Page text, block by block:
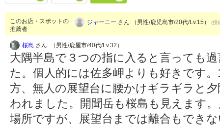
このお店・スポットの
推薦者
ジャーニー さん （男性/鹿児島市/20代/Lv.15） (投
桜島 さん （男性/鹿屋市/40代/Lv.32）
大隅半島で３つの指に入ると言っても
た。個人的には佐多岬よりも好きです
方、無人の展望台に腰かけギラギラと
われました。開聞岳も桜島も見えます
場所ですが、展望台までは離合もでき